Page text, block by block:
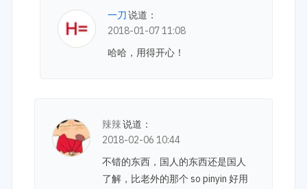
一刀说道：
2018-01-07 11:08
哈哈，用得开心！
辣辣说道：
2018-02-06 10:44
不错的东西，国人的东西还是国人
了解，比老外的那个 so pinyin 好用